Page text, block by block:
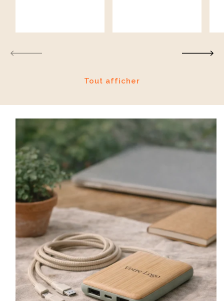
Tout afficher